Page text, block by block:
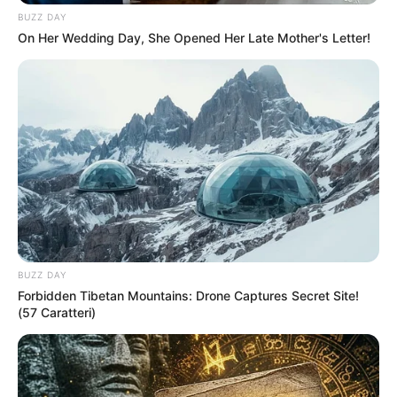
Pintura em Tecido
Sabonete artesanal
Artesanato com Garrafa Pet
Revista Artesanato - 18.079.935/0001-70 FBO Negócios de
Treinamento e Marketing Digital Av. Cristiano Machado, 2940 -
sala 602 - União - Belo Horizonte / MG
BUZZ DAY
On Her Wedding Day, She Opened Her Late Mother's Letter!
BUZZ DAY
Forbidden Tibetan Mountains: Drone Captures Secret Site!
(57 Caratteri)